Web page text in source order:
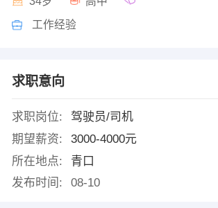
工作经验
求职意向
求职岗位:
驾驶员/司机
期望薪资:
3000-4000元
所在地点:
青口
发布时间:
08-10